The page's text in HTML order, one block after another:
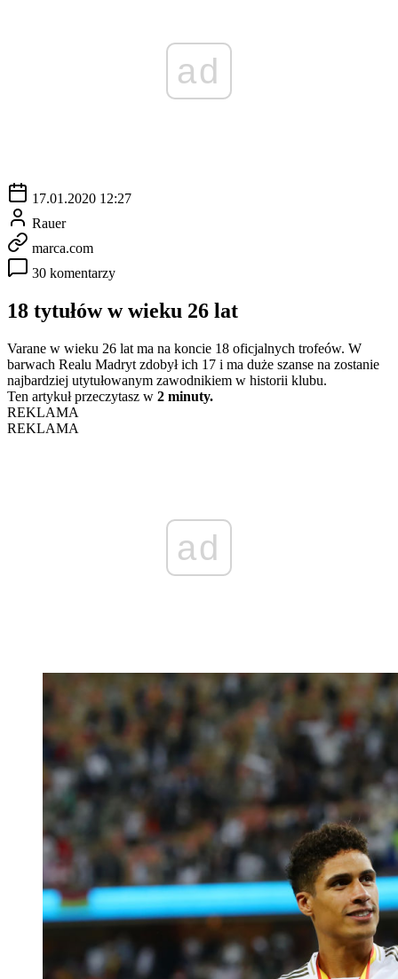
ad
17.01.2020 12:27
Rauer
marca.com
30 komentarzy
18 tytułów w wieku 26 lat
Varane w wieku 26 lat ma na koncie 18 oficjalnych trofeów. W
barwach Realu Madryt zdobył ich 17 i ma duże szanse na zostanie
najbardziej utytułowanym zawodnikiem w historii klubu.
Ten artykuł przeczytasz w 2 minuty.
REKLAMA
REKLAMA
ad